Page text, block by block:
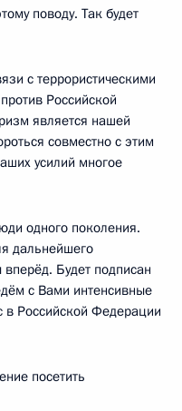
поводу. Так будет
с террористическими
Российской
является нашей
совместно с этим
усилий многое
одного поколения.
дальнейшего
Будет подписан
с Вами интенсивные
в Российской Федерации
посетить